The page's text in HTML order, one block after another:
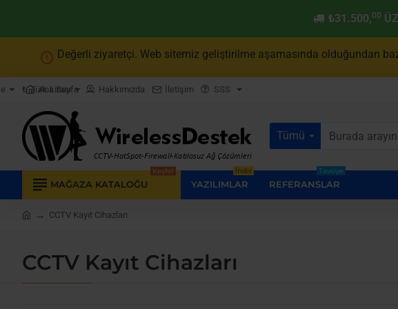
₺31.500,00
Değerli ziyaretçi. Web sitemiz geliştirilme aşamasında olduğundan
Ana Sayfa Hakkımızda İletişim SSS
₺ Türk Lirası
Tümü
Burada
MAĞAZA KATALOĞU
Keşfet
YAZILIMLAR
İndir
REFERANSLAR
Tavsiye
CCTV Kayıt Cihazları
CCTV Kayıt Cihazları